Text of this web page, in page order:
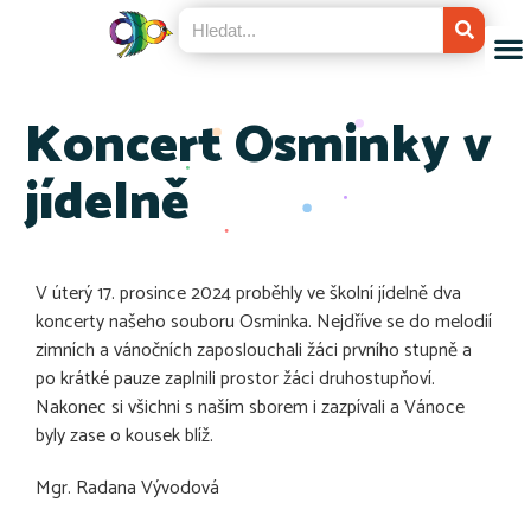
Koncert Osminky v
jídelně
V úterý 17. prosince 2024 proběhly ve školní jídelně dva
koncerty našeho souboru Osminka. Nejdříve se do melodií
zimních a vánočních zaposlouchali žáci prvního stupně a
po krátké pauze zaplnili prostor žáci druhostupňoví.
Nakonec si všichni s naším sborem i zazpívali a Vánoce
byly zase o kousek blíž.
Mgr. Radana Vývodová